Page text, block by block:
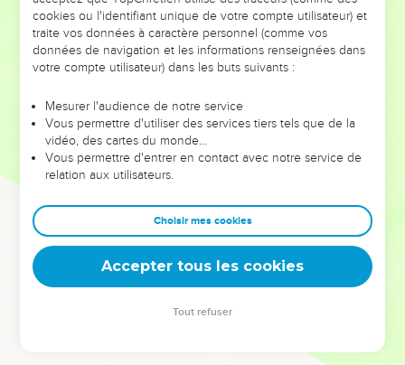
ET SI LEURS ERREURS POUVAIENT VOUS ÉVITER LES
VOTRES ?
leur foi ou leur vision. Mais on voit moins les doutes, les erreurs
et les saisons difficiles qu'ils ont traversés, alors même que ce
sont elles qui les ont façonnés.
Dans cette conférence, leaders, entrepreneurs, et responsables
clés pour avancer avec plus de sagesse afin que leurs erreurs
deviennent vos tremplins. Que vous guidiez un ministère, une
équipe, un groupe ou une famille, leur expérience est faite
cookies ou l'identifiant unique de votre compte utilisateur) et
traite vos données à caractère personnel (comme vos
données de navigation et les informations renseignées dans
votre compte utilisateur) dans les buts suivants :
Mesurer l'audience de notre service
Vous permettre d'utiliser des services tiers tels que de la
vidéo, des cartes du monde…
Vous permettre d'entrer en contact avec notre service de
relation aux utilisateurs.
Choisir mes cookies
Accepter tous les cookies
Tout refuser